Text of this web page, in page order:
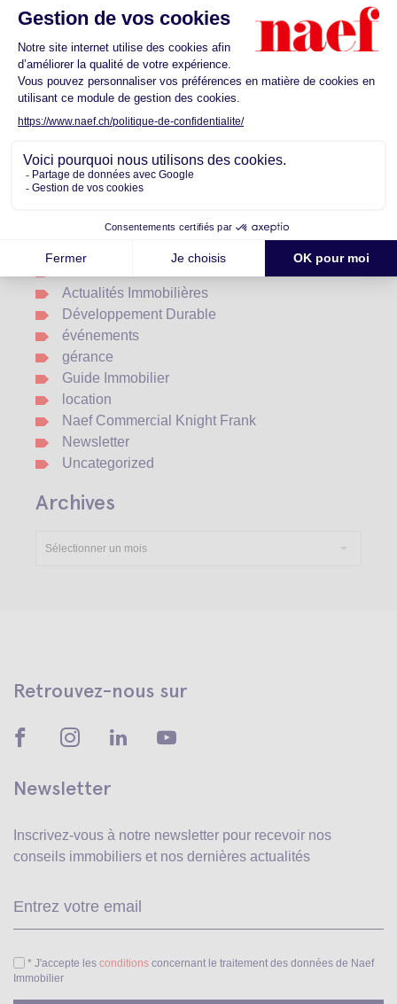
Snapshot 2025 : le marché immobilier
commercial en Suisse romande
Voeux 2026
Rétrospective 2025 : une année de
célébrations et de moments forts
Naef Immobilier ouvre une nouvelle agence à
Les Tours de Surville récompensées au Prix de
l’Immobilier Romand 2025
Catégories
Actualités Immobilières
Développement Durable
événements
gérance
Guide Immobilier
location
Naef Commercial Knight Frank
Newsletter
Uncategorized
Archives
Sélectionner un mois
Retrouvez-nous sur
Newsletter
Inscrivez-vous à notre newsletter pour recevoir nos
conseils immobiliers et nos dernières actualités
* J'accepte les conditions concernant le traitement des données de Naef
Immobilier